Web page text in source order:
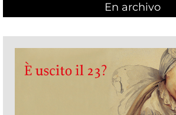
En archivo